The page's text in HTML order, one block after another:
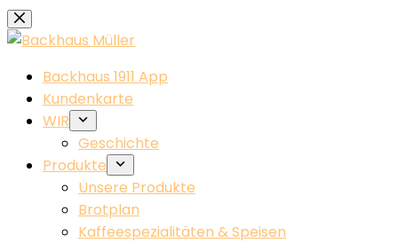
Zum
Inhalt
Backhaus 1911 App
Kundenkarte
WIR
Geschichte
Produkte
Unsere Produkte
Brotplan
Kaffeespezialitäten & Speisen